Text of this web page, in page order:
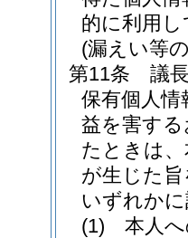
的に利用
(漏えい等
第11条
議
保有個人
益を害す
たときは
が生じた
いずれか
(1)
本人